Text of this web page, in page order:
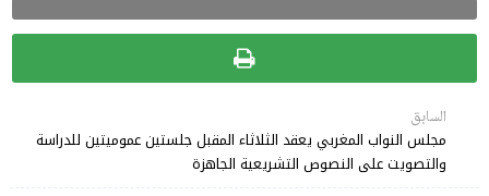
السابق
مجلس النواب المغربي يعقد الثلاثاء المقبل جلستين عموميتين للدراسة
والتصويت على النصوص التشريعية الجاهزة